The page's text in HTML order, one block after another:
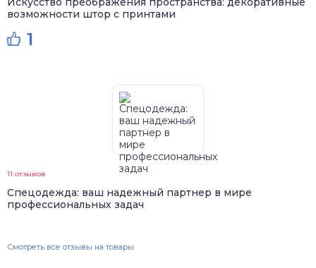
возможности штор с принтами
1
11 отзывов
Спецодежда: ваш надежный партнер в мире
профессиональных задач
Смотреть все отзывы на товары